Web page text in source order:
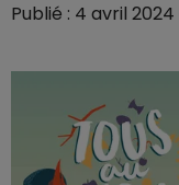
Publié : 4 avril